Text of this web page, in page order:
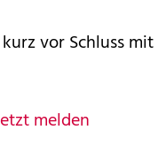
vor Schluss
melden